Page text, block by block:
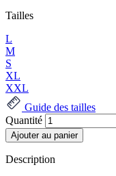
Tailles
L
M
S
XL
XXL
Guide des tailles
Quantité
Description